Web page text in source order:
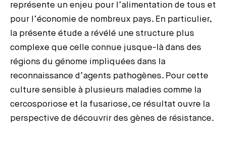
représente un enjeu pour l’alimentation de tous et
pour l’économie de nombreux pays. En particulier,
la présente étude a révélé une structure plus
complexe que celle connue jusque-là dans des
régions du génome impliquées dans la
reconnaissance d’agents pathogènes. Pour cette
culture sensible à plusieurs maladies comme la
cercosporiose et la fusariose, ce résultat ouvre la
perspective de découvrir des gènes de résistance.